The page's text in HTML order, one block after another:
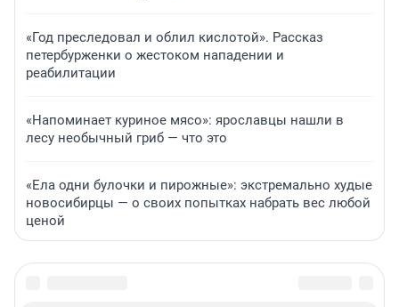
«Год преследовал и облил кислотой». Рассказ
петербурженки о жестоком нападении и
реабилитации
«Напоминает куриное мясо»: ярославцы нашли в
лесу необычный гриб — что это
«Ела одни булочки и пирожные»: экстремально худые
новосибирцы — о своих попытках набрать вес любой
ценой